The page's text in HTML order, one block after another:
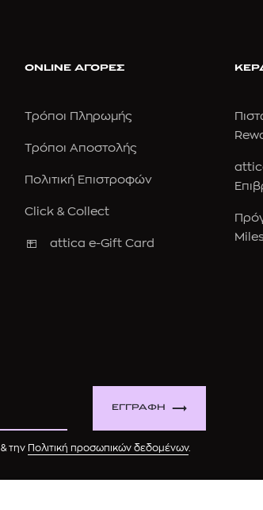
ONLINE ΑΓΟΡΕΣ
Τρόποι Πληρωμής
Τρόποι Αποστολής
Πολιτική Επιστροφών
Click & Collect
attica e-Gift Card
ΕΓΓΡΑΦΗ
& την Πολιτική προσωπικών δεδομένων.